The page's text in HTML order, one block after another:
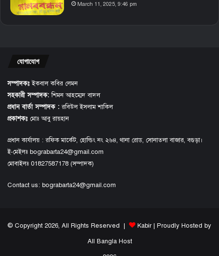
March 11, 2025, 9:46 pm
যোগাযোগ
সম্পাদকঃইকবাল কবির লেমন
সহকারী সম্পাদক: শিমন আহম্মেদ বাদল
প্রধান বার্তা সম্পাদক : রবিউল ইসলাম শাকিল
প্রকাশকঃ মোঃ আবু রায়হান
প্রধান কার্যালয় : রফিক মার্কেট, হোল্ডিং নং ২৬৪, থানা রোড, সোনাতলা বাজার, বগুড়া।
ই-মেইলঃ bograbarta24@gmail.com
মোবাইলঃ 01827587178 (সম্পাদক)
Contact us: bograbarta24@gmail.com
© Copyright 2026, All Rights Reserved | Kabir| Proudly Hosted by
All Bangla Host